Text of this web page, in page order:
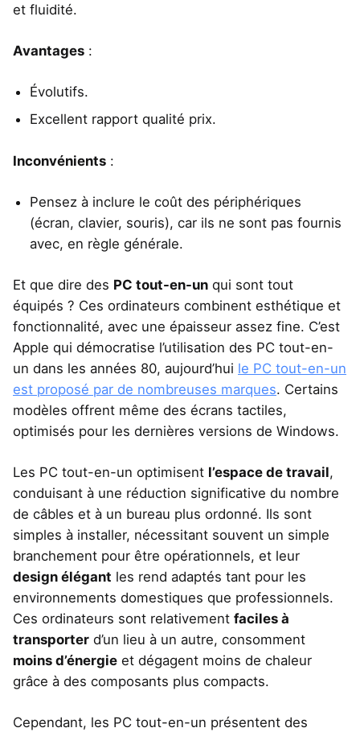
et fluidité.
Avantages :
Évolutifs.
Excellent rapport qualité prix.
Inconvénients :
Pensez à inclure le coût des périphériques
(écran, clavier, souris), car ils ne sont pas fournis
avec, en règle générale.
Et que dire des PC tout-en-un qui sont tout
équipés ? Ces ordinateurs combinent esthétique et
fonctionnalité, avec une épaisseur assez fine. C’est
Apple qui démocratise l’utilisation des PC tout-en-
un dans les années 80, aujourd’hui le PC tout-en-un
est proposé par de nombreuses marques. Certains
modèles offrent même des écrans tactiles,
optimisés pour les dernières versions de Windows.
Les PC tout-en-un optimisent l’espace de travail,
conduisant à une réduction significative du nombre
de câbles et à un bureau plus ordonné. Ils sont
simples à installer, nécessitant souvent un simple
branchement pour être opérationnels, et leur
design élégant les rend adaptés tant pour les
environnements domestiques que professionnels.
Ces ordinateurs sont relativement faciles à
transporter d’un lieu à un autre, consomment
moins d’énergie et dégagent moins de chaleur
grâce à des composants plus compacts.
Cependant, les PC tout-en-un présentent des